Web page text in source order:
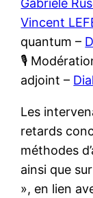
Gabriele
Vincent
quantum –
🎙
adjoint –
Les
retards
méthodes
ainsi que
», en lien